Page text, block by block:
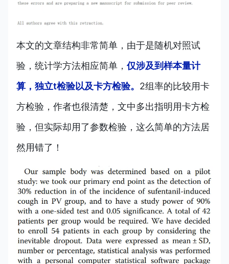
本文的文章结构非常简单，由于是随机对照试
验，统计学方法相应简单，仅涉及到样本量计
算，独立t检验以及卡方检验。 2组率的比较用卡
方检验，作者也很清楚，文中多出指明用卡方检
验，但实际却用了参数检验，这么简单的方法居
然用错了！